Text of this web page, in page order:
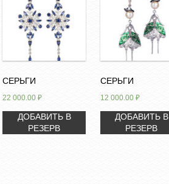
СЕРЬГИ
22 000.00₽
ДОБАВИТЬ В
РЕЗЕРВ
СЕРЬГИ
12 000.00 ₽
ДОБАВИТЬ В
РЕЗЕРВ